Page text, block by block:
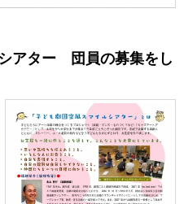
アター 団員の募集をし